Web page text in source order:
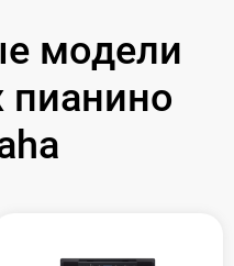
модели